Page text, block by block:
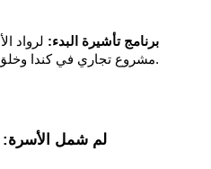
برنامج تأشيرة البدء:
2. لم شمل